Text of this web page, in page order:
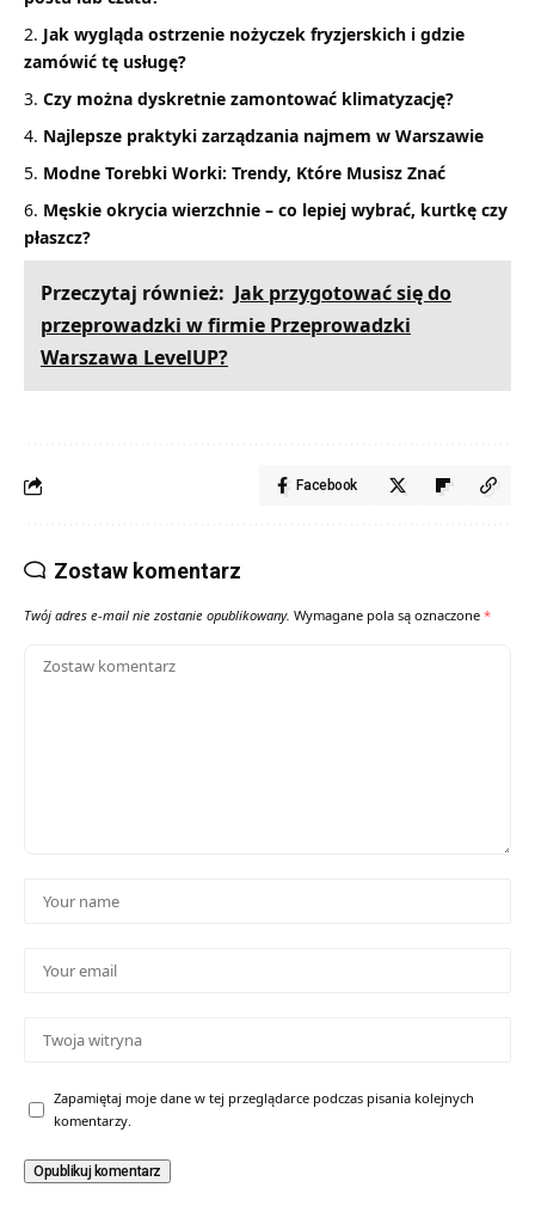
Jak wygląda ostrzenie nożyczek fryzjerskich i gdzie
zamówić tę usługę?
Czy można dyskretnie zamontować klimatyzację?
Najlepsze praktyki zarządzania najmem w Warszawie
Modne Torebki Worki: Trendy, Które Musisz Znać
Męskie okrycia wierzchnie – co lepiej wybrać, kurtkę czy
płaszcz?
Przeczytaj również: Jak przygotować się do
przeprowadzki w firmie Przeprowadzki
Warszawa LevelUP?
Facebook
Zostaw komentarz
Twój adres e-mail nie zostanie opublikowany. Wymagane pola są oznaczone *
Zapamiętaj moje dane w tej przeglądarce podczas pisania kolejnych
komentarzy.